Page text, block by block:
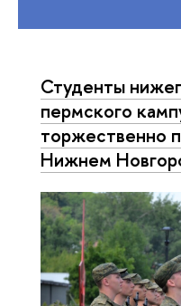
Студенты
пермского
торжественно
Нижнем